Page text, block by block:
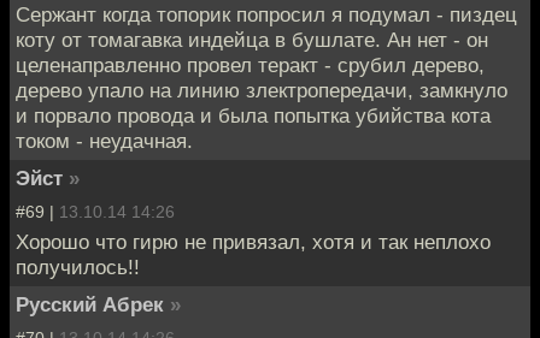
Сержант когда топорик попросил я подумал - пиздец
коту от томагавка индейца в бушлате. Ан нет - он
целенаправленно провел теракт - срубил дерево,
дерево упало на линию злектропередачи, замкнуло
и порвало провода и была попытка убийства кота
током - неудачная.
Эйст »
#69 | 13.10.14 14:26
Хорошо что гирю не привязал, хотя и так неплохо
получилось!!
Русский Абрек »